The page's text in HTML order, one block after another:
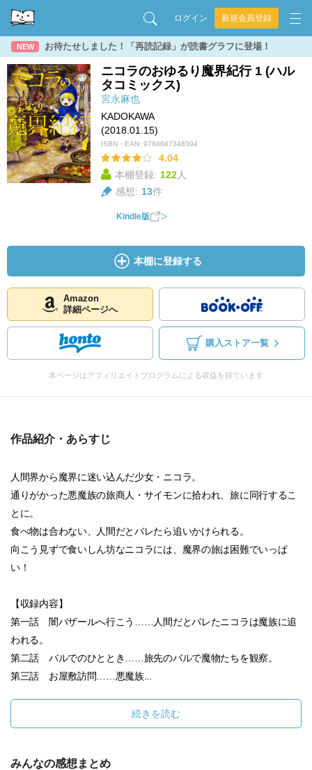
ログイン 新規会員登録
NEW お待たせしました！「再読記録」が読書グラフに登場！
ニコラのおゆるり魔界紀行 1 (ハル
タコミックス)
宮永麻也
KADOKAWA
(2018.01.15)
ISBN・EAN: 9784047348394
4.04
本棚登録: 122人
感想: 13件
Kindle版
本棚に登録する
Amazon
詳細ページへ
購入ストア一覧
本ページはアフィリエイトプログラムによる収益を得ています
作品紹介・あらすじ
人間界から魔界に迷い込んだ少女・ニコラ。
通りがかった悪魔族の旅商人・サイモンに拾われ、旅に同行するこ
とに。
食べ物は合わない、人間だとバレたら追いかけられる。
向こう見ずで食いしん坊なニコラには、魔界の旅は困難でいっぱ
い！
【収録内容】
第一話 闇バザールへ行こう……人間だとバレたニコラは魔族に追
われる。
第二話 バルでのひととき……旅先のバルで魔物たちを観察。
第三話 お屋敷訪問……悪魔族...
続きを読む
みんなの感想まとめ